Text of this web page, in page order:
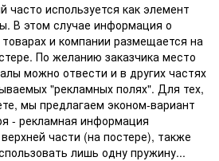
часто используется как элемент
В этом случае информация о
и компании размещается на
По желанию заказчика место
можно отвести и в других частях
"рекламных полях". Для тех,
мы предлагаем эконом-вариант
- рекламная информация
части (на постере), также
лишь одну пружину...